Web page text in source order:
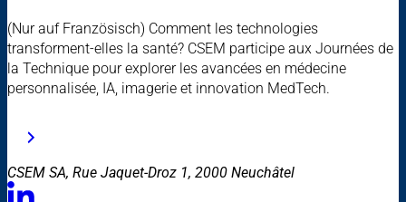
(Nur auf Französisch) Comment les technologies
transforment-elles la santé? CSEM participe aux Journées de
la Technique pour explorer les avancées en médecine
personnalisée, IA, imagerie et innovation MedTech.
CSEM SA, Rue Jaquet-Droz 1, 2000 Neuchâtel